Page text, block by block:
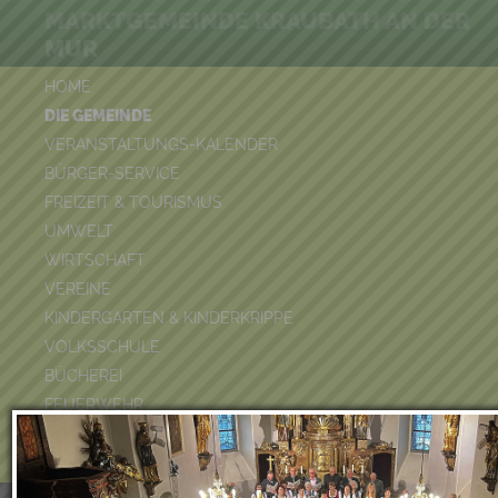
HOME
DIE GEMEINDE
VERANSTALTUNGS-KALENDER
BÜRGER-SERVICE
FREIZEIT & TOURISMUS
UMWELT
WIRTSCHAFT
VEREINE
KINDERGARTEN & KINDERKRIPPE
VOLKSSCHULE
BÜCHEREI
FEUERWEHR
DUATHLON 2026
POOLKALENDER
MUR